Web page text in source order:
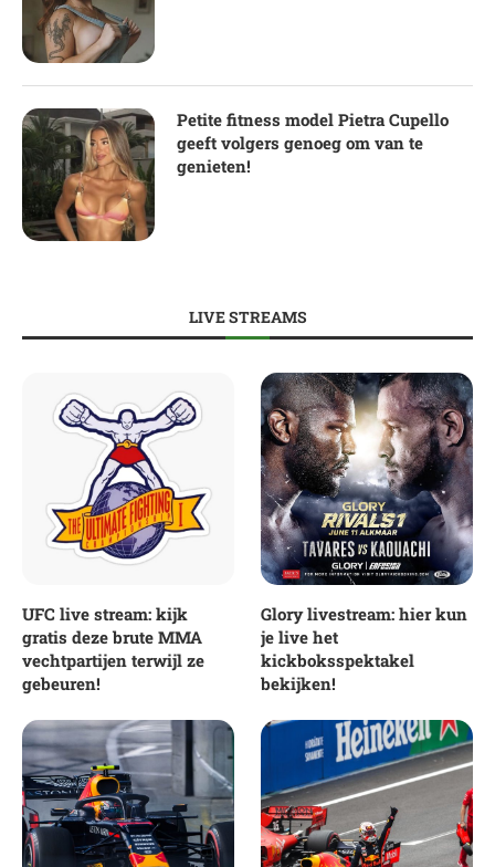
Petite fitness model Pietra Cupello
geeft volgers genoeg om van te
genieten!
LIVE STREAMS
UFC live stream: kijk
gratis deze brute MMA
vechtpartijen terwijl ze
gebeuren!
Glory livestream: hier kun
je live het
kickboksspektakel
bekijken!